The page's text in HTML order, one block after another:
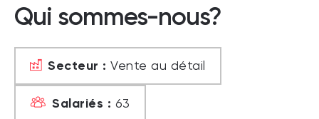
Qui sommes-nous?
Secteur : Vente au détail
Salariés : 63